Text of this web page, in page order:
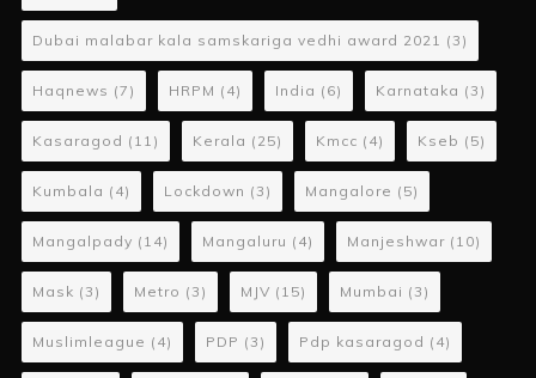
Dubai malabar kala samskariga vedhi award 2021 (3)
Haqnews (7) HRPM (4) India (6) Karnataka (3)
Kasaragod (11) Kerala (25) Kmcc (4) Kseb (5)
Kumbala (4) Lockdown (3) Mangalore (5)
Mangalpady (14) Mangaluru (4) Manjeshwar (10)
Mask (3) Metro (3) MJV (15) Mumbai (3)
Muslimleague (4) PDP (3) Pdp kasaragod (4)